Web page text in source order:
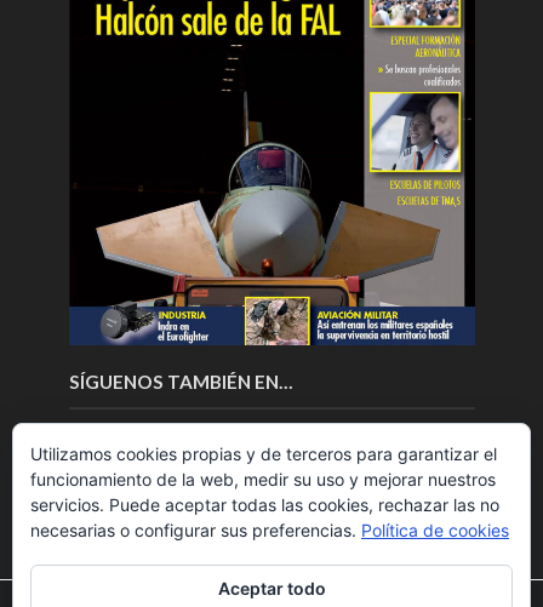
SÍGUENOS TAMBIÉN EN…
Utilizamos cookies propias y de terceros para garantizar el
funcionamiento de la web, medir su uso y mejorar nuestros
servicios. Puede aceptar todas las cookies, rechazar las no
necesarias o configurar sus preferencias. Política de cookies
Aceptar todo